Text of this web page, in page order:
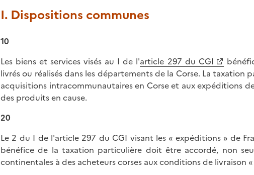
I. Dispositions communes
10
Les biens et services visés au I de l'article 297 du CGI
livrés ou réalisés dans les départements de la Corse. La
acquisitions intracommunautaires en Corse et aux expéditions
des produits en cause.
20
Le 2 du I de l'article 297 du CGI visant les « expéditions » de
bénéfice de la taxation particulière doit être accordé, non
continentales à des acheteurs corses aux conditions de livraison